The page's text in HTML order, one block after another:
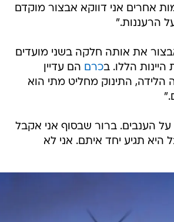
אחרים אני דווקא אבצור מוקדם
הרעננות."
את אותה חלקה בשני מועדים
היינות הללו. בכרם הם עדיין
הלידה, התינוק מחליט מתי הוא
הענבים. ברור שבסוף אני אקבל
תגיע יחד איתם. אני לא